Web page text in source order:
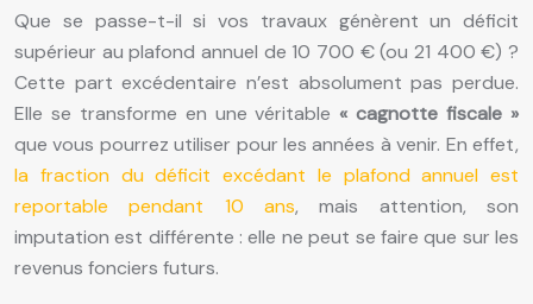
Que se passe-t-il si vos travaux génèrent un déficit
supérieur au plafond annuel de 10 700 € (ou 21 400 €) ?
Cette part excédentaire n’est absolument pas perdue.
Elle se transforme en une véritable « cagnotte fiscale »
que vous pourrez utiliser pour les années à venir. En effet,
la fraction du déficit excédant le plafond annuel est
reportable pendant 10 ans, mais attention, son
imputation est différente : elle ne peut se faire que sur les
revenus fonciers futurs.